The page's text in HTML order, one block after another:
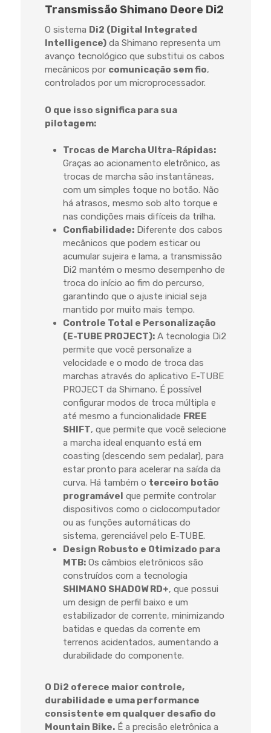
Transmissão Shimano Deore Di2
O sistema Di2 (Digital Integrated
Intelligence)da Shimano representa um
avanço tecnológico que substitui os cabos
mecânicos por comunicação sem fio,
controlados por um microprocessador.
O que isso significa para sua
pilotagem:
Trocas de Marcha Ultra-Rápidas:
Graças ao acionamento eletrônico, as
trocas de marcha são instantâneas,
com um simples toque no botão. Não
há atrasos, mesmo sob alto torque e
nas condições mais difíceis da trilha.
Confiabilidade:Diferente dos cabos
mecânicos que podem esticar ou
acumular sujeira e lama, a transmissão
Di2 mantém o mesmo desempenho de
troca do início ao fim do percurso,
garantindo que o ajuste inicial seja
mantido por muito mais tempo.
Controle Total e Personalização
(E-TUBE PROJECT):A tecnologia Di2
permite que você personalize a
velocidade e o modo de troca das
marchas através do aplicativo E-TUBE
PROJECT da Shimano. É possível
configurar modos de troca múltipla e
até mesmo a funcionalidade FREE
SHIFT, que permite que você selecione
a marcha ideal enquanto está em
coasting (descendo sem pedalar), para
estar pronto para acelerar na saída da
curva. Há também o terceiro botão
programável que permite controlar
dispositivos como o ciclocomputador
ou as funções automáticas do
sistema, gerenciável pelo E-TUBE.
Design Robusto e Otimizado para
MTB:Os câmbios eletrônicos são
construídos com a tecnologia
SHIMANO SHADOW RD+, que possui
um design de perfil baixo e um
estabilizador de corrente, minimizando
batidas e quedas da corrente em
terrenos acidentados, aumentando a
durabilidade do componente.
O Di2 oferece maior controle,
durabilidade e uma performance
consistente em qualquer desafio do
Mountain Bike.É a precisão eletrônica a